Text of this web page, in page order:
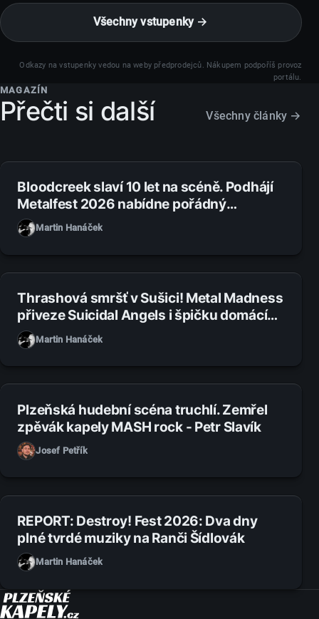
Všechny vstupenky →
Odkazy na vstupenky vedou na weby předprodejců. Nákupem podpoříš provoz
portálu.
MAGAZÍN
Přečti si další Všechny články →
Bloodcreek slaví 10 let na scéně. Podhájí
Metalfest 2026 nabídne pořádný
metalový večírek
Martin Hanáček
Thrashová smršť v Sušici! Metal Madness
přiveze Suicidal Angels i špičku domácí
scényMartin Hanáček
Plzeňská hudební scéna truchlí. Zemřel
zpěvák kapely MASH rock - Petr Slavík
Josef Petřík
REPORT: Destroy! Fest 2026: Dva dny
plné tvrdé muziky na Ranči Šídlovák
Martin Hanáček